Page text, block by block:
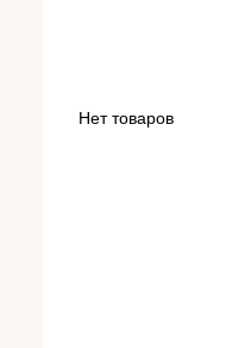
Нет товаров